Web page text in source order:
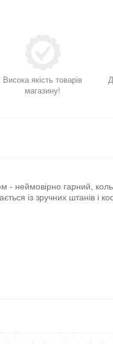
Висока якість товарів
магазину!
- неймовірно гарний,
із зручних штанів і